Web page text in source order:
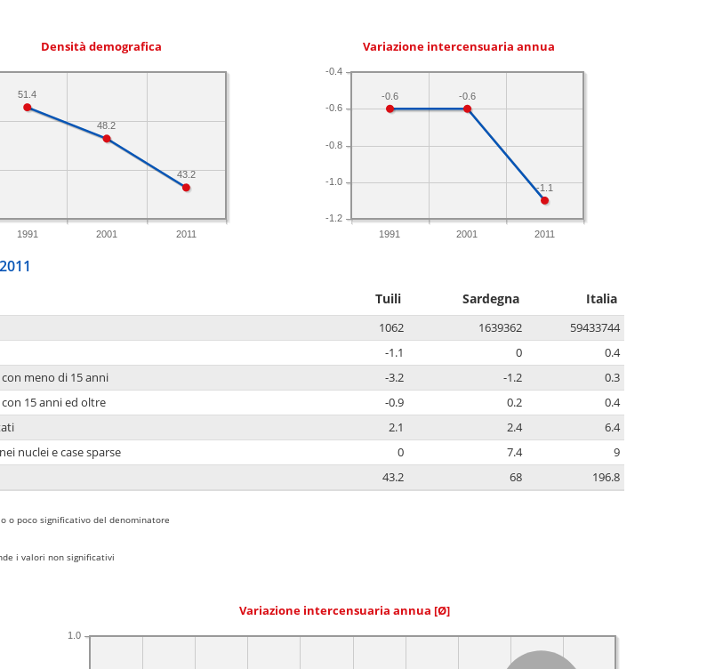
Densità demografica
1991 2001 2011
43.2
48.2
51.4
Variazione intercensuaria annua
1991 2001 2011
-1.2
-1.0
-0.8
-0.6
-0.4
-1.1
-0.6
-0.6
Tuili Sardegna Italia
1062 1639362
59433744
-1.1 0
0.4
meno di 15 anni
-3.2 -1.2
0.3
15 anni ed oltre
-0.9 0.2
0.4
2.1 2.4
6.4
nuclei e case sparse
0 7.4
9
43.2 68 196.8
o poco significativo del denominatore
i valori non significativi
Variazione intercensuaria annua [Ø]
1.0